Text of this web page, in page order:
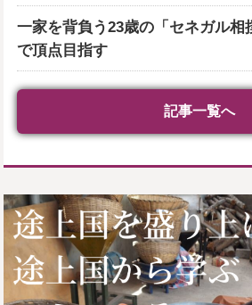
一家を背負う23歳の「セネガル相
で頂点目指す
記事一覧へ